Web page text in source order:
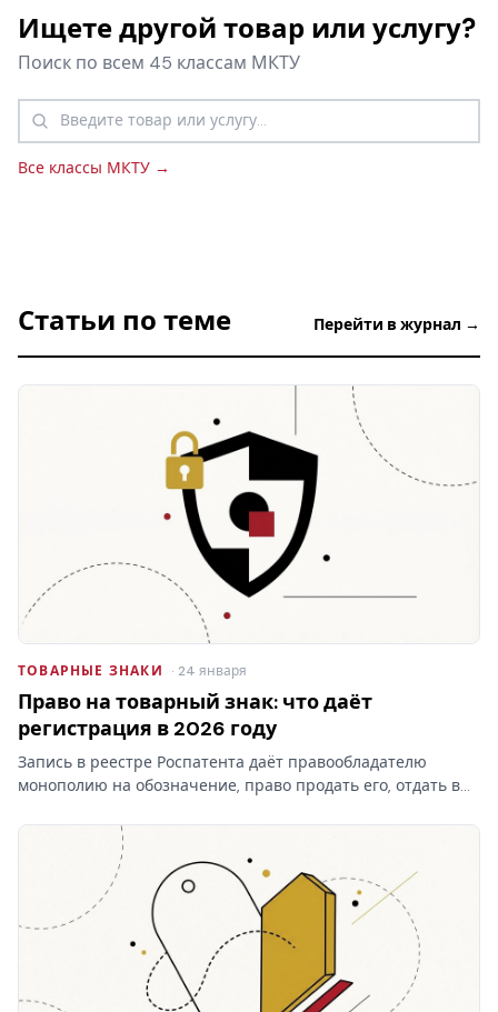
Ищете другой товар или услугу?
Поиск по всем 45 классам МКТУ
Все классы МКТУ →
Статьи по теме Перейти в журнал →
ТОВАРНЫЕ ЗНАКИ · 24 января
Право на товарный знак: что даёт
регистрация в 2026 году
Запись в реестре Роспатента даёт правообладателю
монополию на обозначение, право продать его, отдать в
что на практике даёт право на товарный знак, где